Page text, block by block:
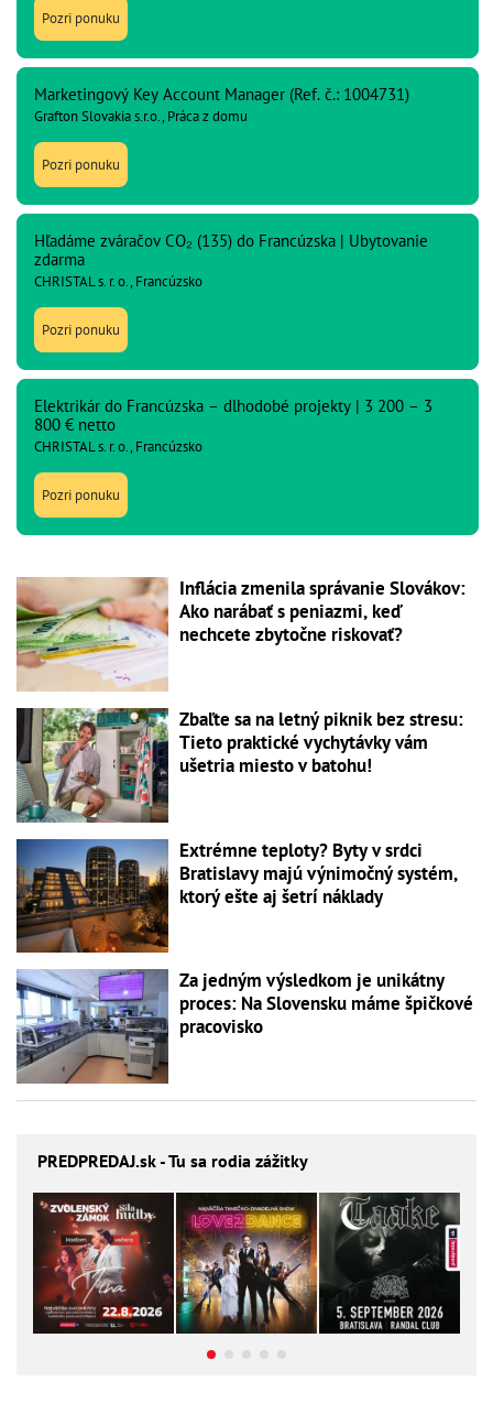
Pozri ponuku
Marketingový Key Account Manager (Ref. č.: 1004731)
Grafton Slovakia s.r.o., Práca z domu
Pozri ponuku
Hľadáme zváračov CO₂ (135) do Francúzska | Ubytovanie
zdarma
CHRISTAL s. r. o., Francúzsko
Pozri ponuku
Elektrikár do Francúzska – dlhodobé projekty | 3 200 – 3
800 € netto
CHRISTAL s. r. o., Francúzsko
Pozri ponuku
Inflácia zmenila správanie Slovákov:
Ako narábať s peniazmi, keď
nechcete zbytočne riskovať?
Zbaľte sa na letný piknik bez stresu:
Tieto praktické vychytávky vám
ušetria miesto v batohu!
Extrémne teploty? Byty v srdci
Bratislavy majú výnimočný systém,
ktorý ešte aj šetrí náklady
Za jedným výsledkom je unikátny
proces: Na Slovensku máme špičkové
pracovisko
PREDPREDAJ.sk - Tu sa rodia zážitky